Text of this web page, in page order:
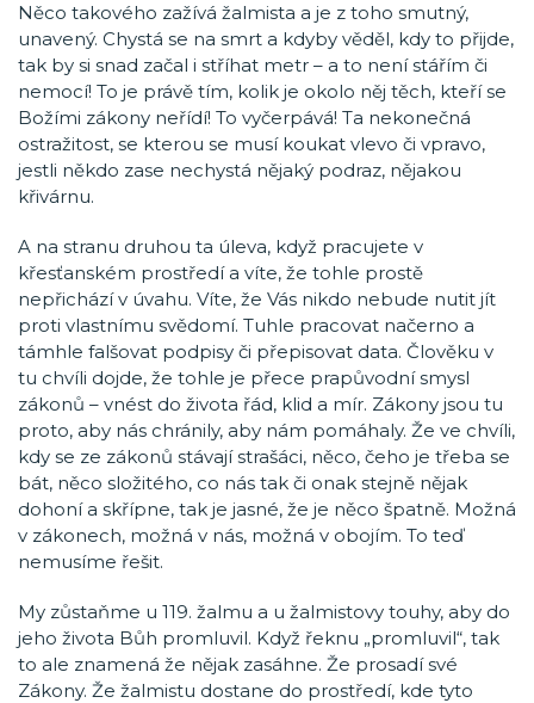
Něco takového zažívá žalmista a je z toho smutný,
unavený. Chystá se na smrt a kdyby věděl, kdy to přijde,
tak by si snad začal i stříhat metr – a to není stářím či
nemocí! To je právě tím, kolik je okolo něj těch, kteří se
Božími zákony neřídí! To vyčerpává! Ta nekonečná
ostražitost, se kterou se musí koukat vlevo či vpravo,
jestli někdo zase nechystá nějaký podraz, nějakou
křivárnu.
A na stranu druhou ta úleva, když pracujete v
křesťanském prostředí a víte, že tohle prostě
nepřichází v úvahu. Víte, že Vás nikdo nebude nutit jít
proti vlastnímu svědomí. Tuhle pracovat načerno a
támhle falšovat podpisy či přepisovat data. Člověku v
tu chvíli dojde, že tohle je přece prapůvodní smysl
zákonů – vnést do života řád, klid a mír. Zákony jsou tu
proto, aby nás chránily, aby nám pomáhaly. Že ve chvíli,
kdy se ze zákonů stávají strašáci, něco, čeho je třeba se
bát, něco složitého, co nás tak či onak stejně nějak
dohoní a skřípne, tak je jasné, že je něco špatně. Možná
v zákonech, možná v nás, možná v obojím. To teď
nemusíme řešit.
My zůstaňme u 119. žalmu a u žalmistovy touhy, aby do
jeho života Bůh promluvil. Když řeknu „promluvil“, tak
to ale znamená že nějak zasáhne. Že prosadí své
Zákony. Že žalmistu dostane do prostředí, kde tyto